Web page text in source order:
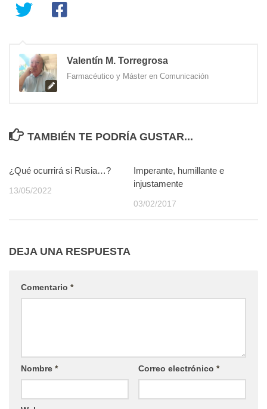
Valentín M. Torregrosa
Farmacéutico y Máster en Comunicación
TAMBIÉN TE PODRÍA GUSTAR...
¿Qué ocurrirá si Rusia…?
13/05/2022
Imperante, humillante e
injustamente
03/02/2017
DEJA UNA RESPUESTA
Comentario *
Nombre * Correo electrónico *